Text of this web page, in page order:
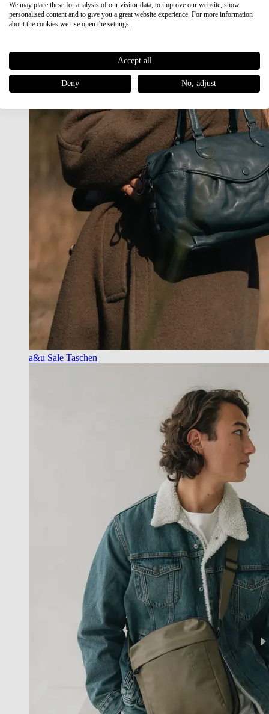
a&u Sale Taschen
We may place these for analysis of our visitor data, to improve our website, show
personalised content and to give you a great website experience. For more information
about the cookies we use open the settings.
Accept all
Deny No, adjust